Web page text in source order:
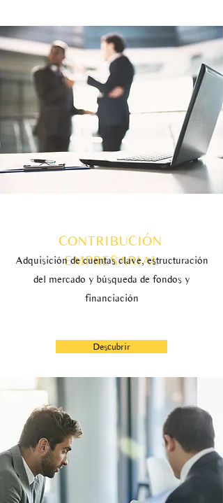
CONTRIBUCIÓN
EMPRESARIAL
Adquisición de cuentas clave, estructuración
del mercado y búsqueda de fondos y
financiación
Descubrir